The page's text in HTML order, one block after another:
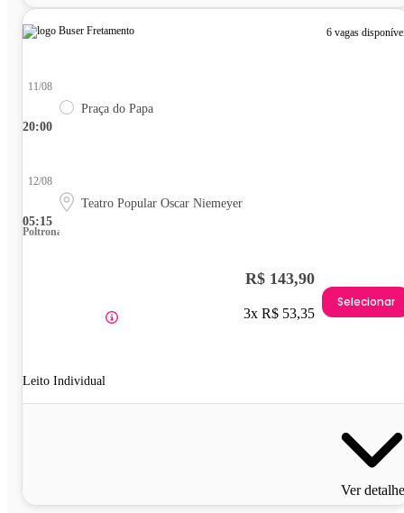
6 vagas
20:00
11/08
Praça do Papa
05:15
12/08
Teatro Popular Oscar Niemeyer
Poltrona
Leito Individual
R$ 143,90
3x R$ 53,35
Selecionar
Ver